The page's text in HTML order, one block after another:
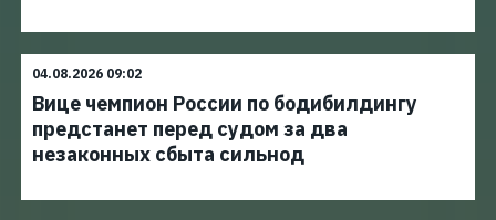
04.08.2026 09:02
Вице чемпион России по бодибилдингу
предстанет перед судом за два
незаконных сбыта сильнод